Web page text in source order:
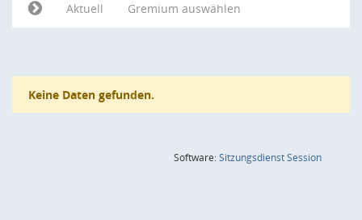
Aktuell
Gremium auswählen
Keine Daten gefunden.
Software:SitzungsdienstSession(Wird in